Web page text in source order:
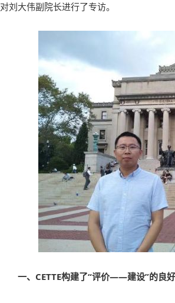
对刘大伟副院长进行了专访。
一、CETTE构建了“评价——建设”的良